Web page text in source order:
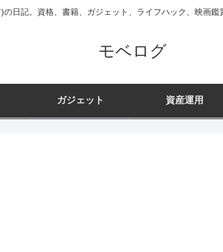
日記。資格、書籍、ガジェット、ライフハック、映画鑑
モベログ
ガジェット 資産運用